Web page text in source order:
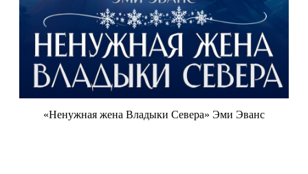
«Ненужная жена Владыки Севера» Эми Эванс